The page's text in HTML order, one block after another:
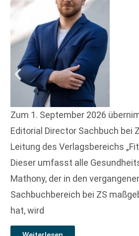
Zum 1. September 2026
Editorial Director Sachbuch bei
Leitung des Verlagsbereichs
Dieser umfasst alle
Mathony, der in den
Sachbuchbereich bei ZS
hat, wird